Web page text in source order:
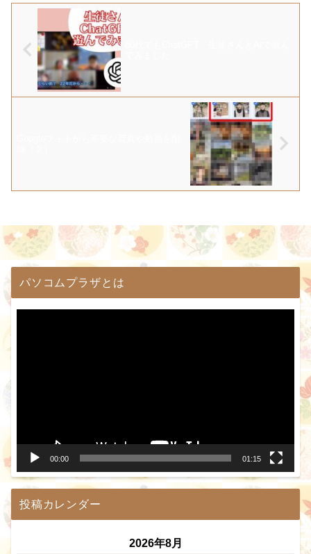
パソコムプラザとは
00:00 01:15
投稿カレンダー
2026年8月